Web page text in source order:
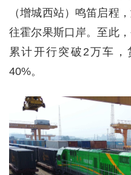
（增城西站）鸣笛启程
往霍尔果斯口岸。至此
累计开行突破2万车
40%。